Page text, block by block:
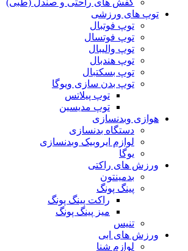
کفش های راحتی و صندل (طبی)
توپ های ورزشی
توپ فوتبال
توپ فوتسال
توپ والیبال
توپ هندبال
توپ بسکتبال
توپ بدن سازی ویوگا
توپ پیلاتس
توپ مدیسین
هوازی وبدنسازی
دستگاه بدنسازی
لوازم ایروبیک وبدنسازی
یوگا
ورزش های راکتی
بدمینتون
پینگ پونگ
راکت پینگ پونگ
میز پینگ پونگ
تنیس
ورزش های ابی
لوازم شنا